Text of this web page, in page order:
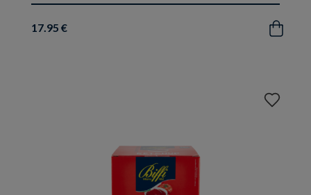
17.95 € Acquista
Aggiungi